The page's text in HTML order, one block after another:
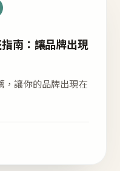
南：讓品牌出現
，讓你的品牌出現在